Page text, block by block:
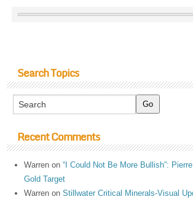
Search Topics
Recent Comments
Warren on“I Could Not Be More Bullish”:
Gold Target
Warren onStillwater Critical Minerals-Visual